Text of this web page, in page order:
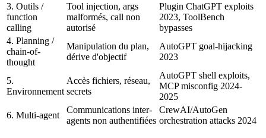
3. Outils /
function
calling
Tool injection, args
malformés, call non
autorisé
Plugin ChatGPT exploits
2023, ToolBench
bypasses
4. Planning /
chain-of-
thought
Manipulation du plan,
dérive d'objectif
AutoGPT goal-hijacking
2023
5.
Environnement
Accès fichiers, réseau,
secrets
AutoGPT shell exploits,
MCP misconfig 2024-
2025
6. Multi-agent
Communications inter-
agents non authentifiées
CrewAI/AutoGen
orchestration attacks 2024